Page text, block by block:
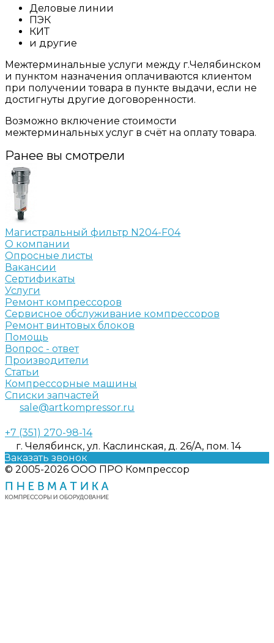
Деловые линии
ПЭК
КИТ
и другие
Межтерминальные услуги между г.Челябинском
и пунктом назначения оплачиваются клиентом
при получении товара в пункте выдачи, если не
достигнуты другие договоренности.
Возможно включение стоимости
межтерминальных услуг в счёт на оплату товара.
Ранее вы смотрели
Магистральный фильтр N204-F04
О компании
Опросные листы
Вакансии
Сертификаты
Услуги
Ремонт компрессоров
Сервисное обслуживание компрессоров
Ремонт винтовых блоков
Помощь
Вопрос - ответ
Производители
Статьи
Компрессорные машины
Списки запчастей
sale@artkompressor.ru
+7 (351) 270-98-14
г. Челябинск, ул. Каслинская, д. 26/А, пом. 14
Заказать звонок
© 2005-2026 ООО ПРО Компрессор